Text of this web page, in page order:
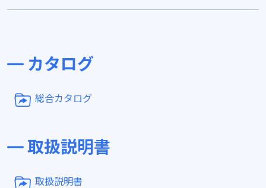
カタログ
総合カタログ
取扱説明書
取扱説明書